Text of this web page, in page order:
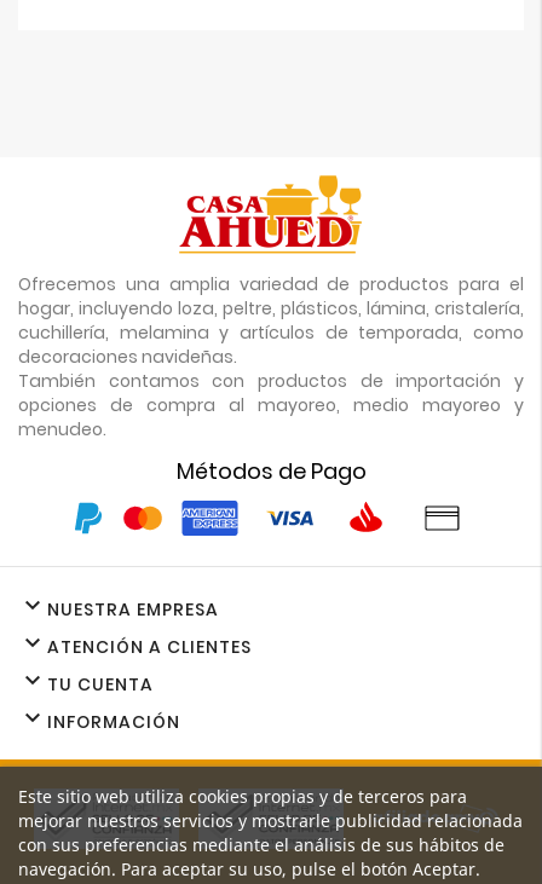
Ofrecemos una amplia variedad de productos para el
hogar, incluyendo loza, peltre, plásticos, lámina, cristalería,
cuchillería, melamina y artículos de temporada, como
decoraciones navideñas.
También contamos con productos de importación y
opciones de compra al mayoreo, medio mayoreo y
menudeo.
Métodos de Pago
NUESTRA EMPRESA

ATENCIÓN A CLIENTES

TU CUENTA

INFORMACIÓN

Este sitio web utiliza cookies propias y de terceros para
mejorar nuestros servicios y mostrarle publicidad relacionada
con sus preferencias mediante el análisis de sus hábitos de
navegación. Para aceptar su uso, pulse el botón Aceptar.